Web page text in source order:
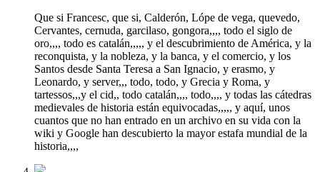
Que si Francesc, que si, Calderón, Lópe de vega, quevedo,
Cervantes, cernuda, garcilaso, gongora,,,, todo el siglo de
oro,,,, todo es catalán,,,,, y el descubrimiento de América, y la
reconquista, y la nobleza, y la banca, y el comercio, y los
Santos desde Santa Teresa a San Ignacio, y erasmo, y
Leonardo, y server,,, todo, todo, y Grecia y Roma, y
tartessos,,,y el cid,, todo catalán,,,, todo,,,, y todas las cátedras
medievales de historia están equivocadas,,,,, y aquí, unos
cuantos que no han entrado en un archivo en su vida con la
wiki y Google han descubierto la mayor estafa mundial de la
historia,,,,